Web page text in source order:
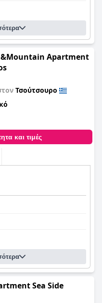
Apartment
Τσούτσουρο
και τιμές
Sea Side